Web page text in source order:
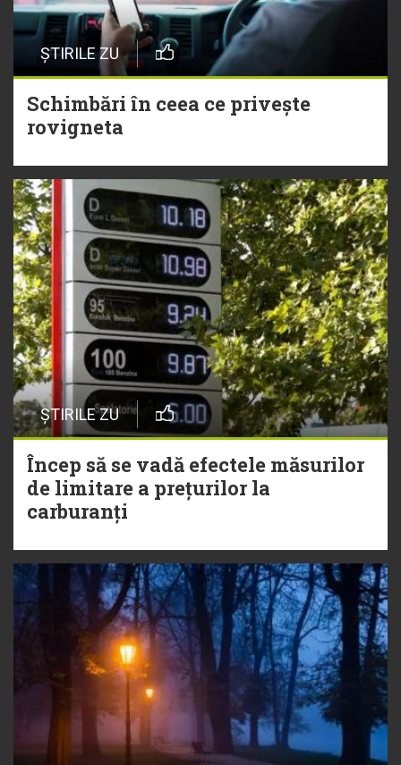
ȘTIRILE ZU
Schimbări în ceea ce privește
rovigneta
ȘTIRILE ZU
Încep să se vadă efectele măsurilor
de limitare a prețurilor la
carburanți